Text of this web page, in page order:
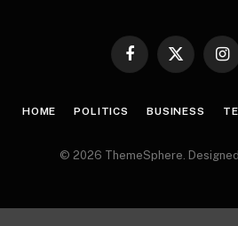
Facebook
X
HOME POLITICS BUSINESS
© 2026 ThemeSphere.